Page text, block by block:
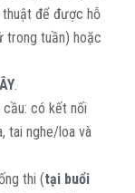
để được hỗ
trong tuần) hoặc
.
có kết nối
tai nghe/loa và
thi (tại buổi